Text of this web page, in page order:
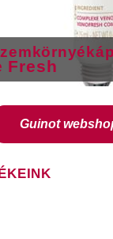
Fresh
Guinot